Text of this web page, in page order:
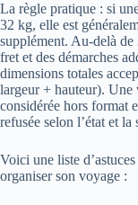
La règle pratique : si
32 kg, elle est
supplément. Au-delà
fret et des démarches
dimensions totales
largeur + hauteur). Une
considérée hors format
refusée selon l’état et la
Voici une liste
organiser son voyage :